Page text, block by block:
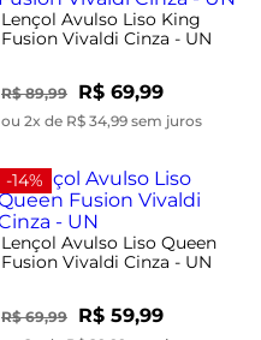
Lençol Avulso Liso King
Fusion Vivaldi Cinza - UN
R$ 89,99 R$ 69,99
ou 2x de R$ 34,99 sem juros
-14%
Lençol Avulso Liso Queen
Fusion Vivaldi Cinza - UN
R$ 69,99 R$ 59,99